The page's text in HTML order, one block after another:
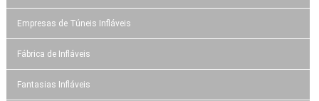
Empresas de Túneis Infláveis
Fábrica de Infláveis
Fantasias Infláveis